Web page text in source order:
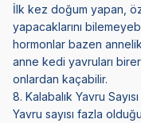
İlk kez doğum yapan,
yapacaklarını
hormonlar bazen
anne kedi yavruları
onlardan kaçabilir.
8. Kalabalık Yavru Sayısı
Yavru sayısı fazla